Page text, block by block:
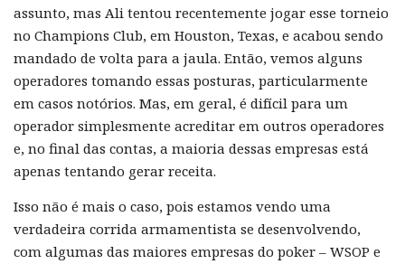
assunto, mas Ali tentou recentemente jogar esse torneio
no Champions Club, em Houston, Texas, e acabou sendo
mandado de volta para a jaula. Então, vemos alguns
operadores tomando essas posturas, particularmente
em casos notórios. Mas, em geral, é difícil para um
operador simplesmente acreditar em outros operadores
e, no final das contas, a maioria dessas empresas está
apenas tentando gerar receita.
Isso não é mais o caso, pois estamos vendo uma
verdadeira corrida armamentista se desenvolvendo,
com algumas das maiores empresas do poker – WSOP e